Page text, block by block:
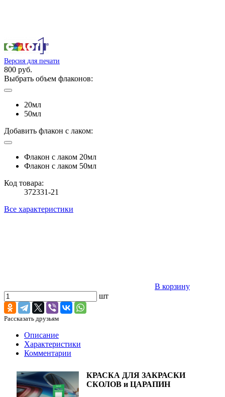
Версия для печати
800 руб.
Выбрать объем флаконов:
20мл
50мл
Добавить флакон с лаком:
Флакон с лаком 20мл
Флакон с лаком 50мл
Код товара:
372331-21
Все характеристики
В корзину
шт
Рассказать друзьям
Описание
Характеристики
Комментарии
КРАСКА ДЛЯ ЗАКРАСКИ
СКОЛОВ и ЦАРАПИН